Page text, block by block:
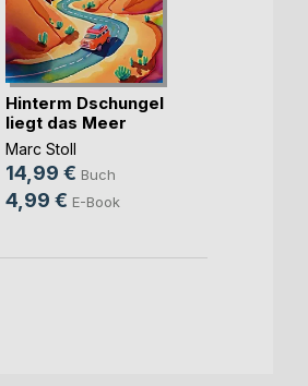
Hinterm Dschungel
liegt das Meer
Marc Stoll
14,99 € Buch
4,99 € E-Book